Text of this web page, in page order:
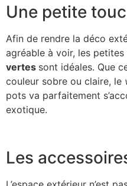
Une petite
Afin de rendre la déco
agréable à voir, les
vertes sont idéales. Que
couleur sobre ou claire, le
pots va parfaitement
exotique.
Les